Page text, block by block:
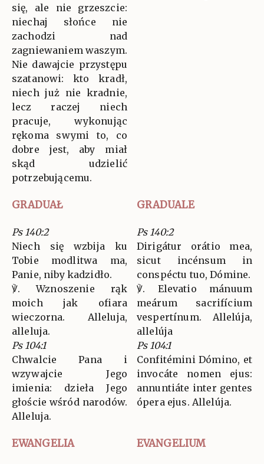
się, ale nie grzeszcie:
niechaj słońce nie
zachodzi nad
zagniewaniem waszym.
Nie dawajcie przystępu
szatanowi: kto kradł,
niech już nie kradnie,
lecz raczej niech
pracuje, wykonując
rękoma swymi to, co
dobre jest, aby miał
skąd udzielić
potrzebującemu.
GRADUAŁ GRADUALE
Ps 140:2
Niech się wzbija ku
Tobie modlitwa ma,
Panie, niby kadzidło.
℣. Wznoszenie rąk
moich jak ofiara
wieczorna. Alleluja,
alleluja.
Ps 104:1
Chwalcie Pana i
wzywajcie Jego
imienia: dzieła Jego
głoście wśród narodów.
Alleluja.
Ps 140:2
Dirigátur orátio mea,
sicut incénsum in
conspéctu tuo, Dómine.
℣. Elevatio mánuum
meárum sacrifícium
vespertínum. Allelúja,
allelúja
Ps 104:1
Confitémini Dómino, et
invocáte nomen ejus:
annuntiáte inter gentes
ópera ejus. Allelúja.
EWANGELIA EVANGELIUM